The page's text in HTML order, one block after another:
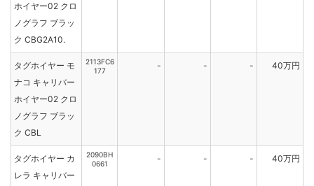
ホイヤー02 クロ
ノグラフ ブラッ
ク CBG2A10.
タグホイヤー モ
ナコ キャリバー
ホイヤー02 クロ
ノグラフ ブラッ
ク CBL
2113FC6
177
- - - 40万円
タグホイヤー カ
レラ キャリバー
2090BH
0661
- - - 40万円